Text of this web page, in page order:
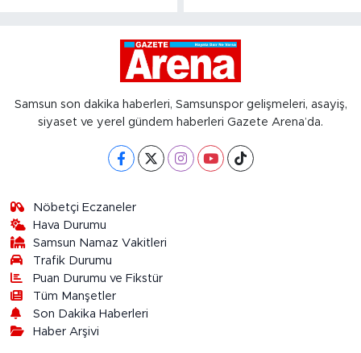
Samsun son dakika haberleri, Samsunspor gelişmeleri, asayiş,
siyaset ve yerel gündem haberleri Gazete Arena’da.
Nöbetçi Eczaneler
Hava Durumu
Samsun Namaz Vakitleri
Trafik Durumu
Puan Durumu ve Fikstür
Tüm Manşetler
Son Dakika Haberleri
Haber Arşivi